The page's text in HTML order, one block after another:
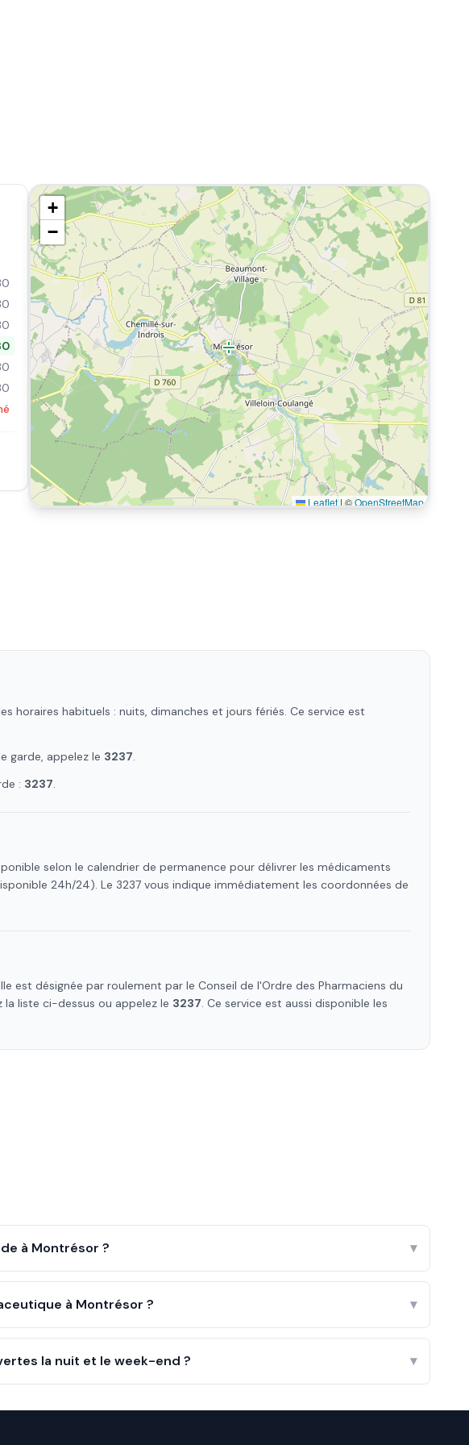
+
−
Leaflet | ©OpenStreetMap
horaires habituels : nuits, dimanches et jours fériés. Ce service est
garde, appelez le 3237.
: 3237.
selon le calendrier de permanence pour délivrer les médicaments
24h/24). Le 3237 vous indique immédiatement les coordonnées de
est désignée par roulement par le Conseil de l'Ordre des Pharmaciens du
la liste ci-dessus ou appelez le 3237. Ce service est aussi disponible les
à Montrésor ? ▾
à Montrésor ? ▾
la nuit et le week-end ? ▾